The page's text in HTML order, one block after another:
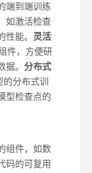
端到端训练
如激活检查
能。 灵活
件，方便研
。 分布式
分布式训
型检查点的
组件，如数
码的可复用